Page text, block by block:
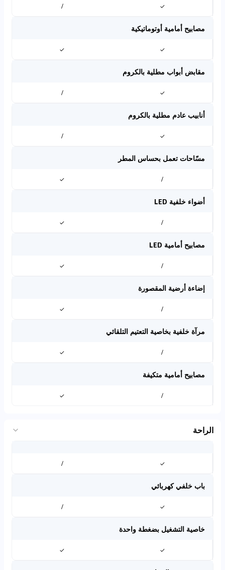
✓
/
مصابيح أمامية أوتوماتيكية
✓
✓
مقابض أبواب مطلية بالكروم
✓
/
أنابيب عادم مطلية بالكروم
✓
/
مسّاحات تعمل بحساس المطر
/
✓
أضواء خلفية LED
/
✓
مصابيح أمامية LED
/
✓
إضاءة أرضية المقصورة
/
✓
مرآة خلفية بخاصية التعتيم التلقائي
/
✓
مصابيح أمامية متكيفة
/
✓
الراحة
✓
/
باب خلفي كهربائي
✓
/
خاصية التشغيل بضغطة واحدة
✓
✓